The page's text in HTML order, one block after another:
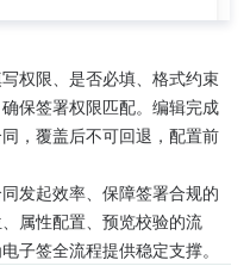
权限、是否必填、格式约束
保签署权限匹配。编辑完成
，覆盖后不可回退，配置前
发起效率、保障签署合规的
属性配置、预览校验的流
子签全流程提供稳定支撑。